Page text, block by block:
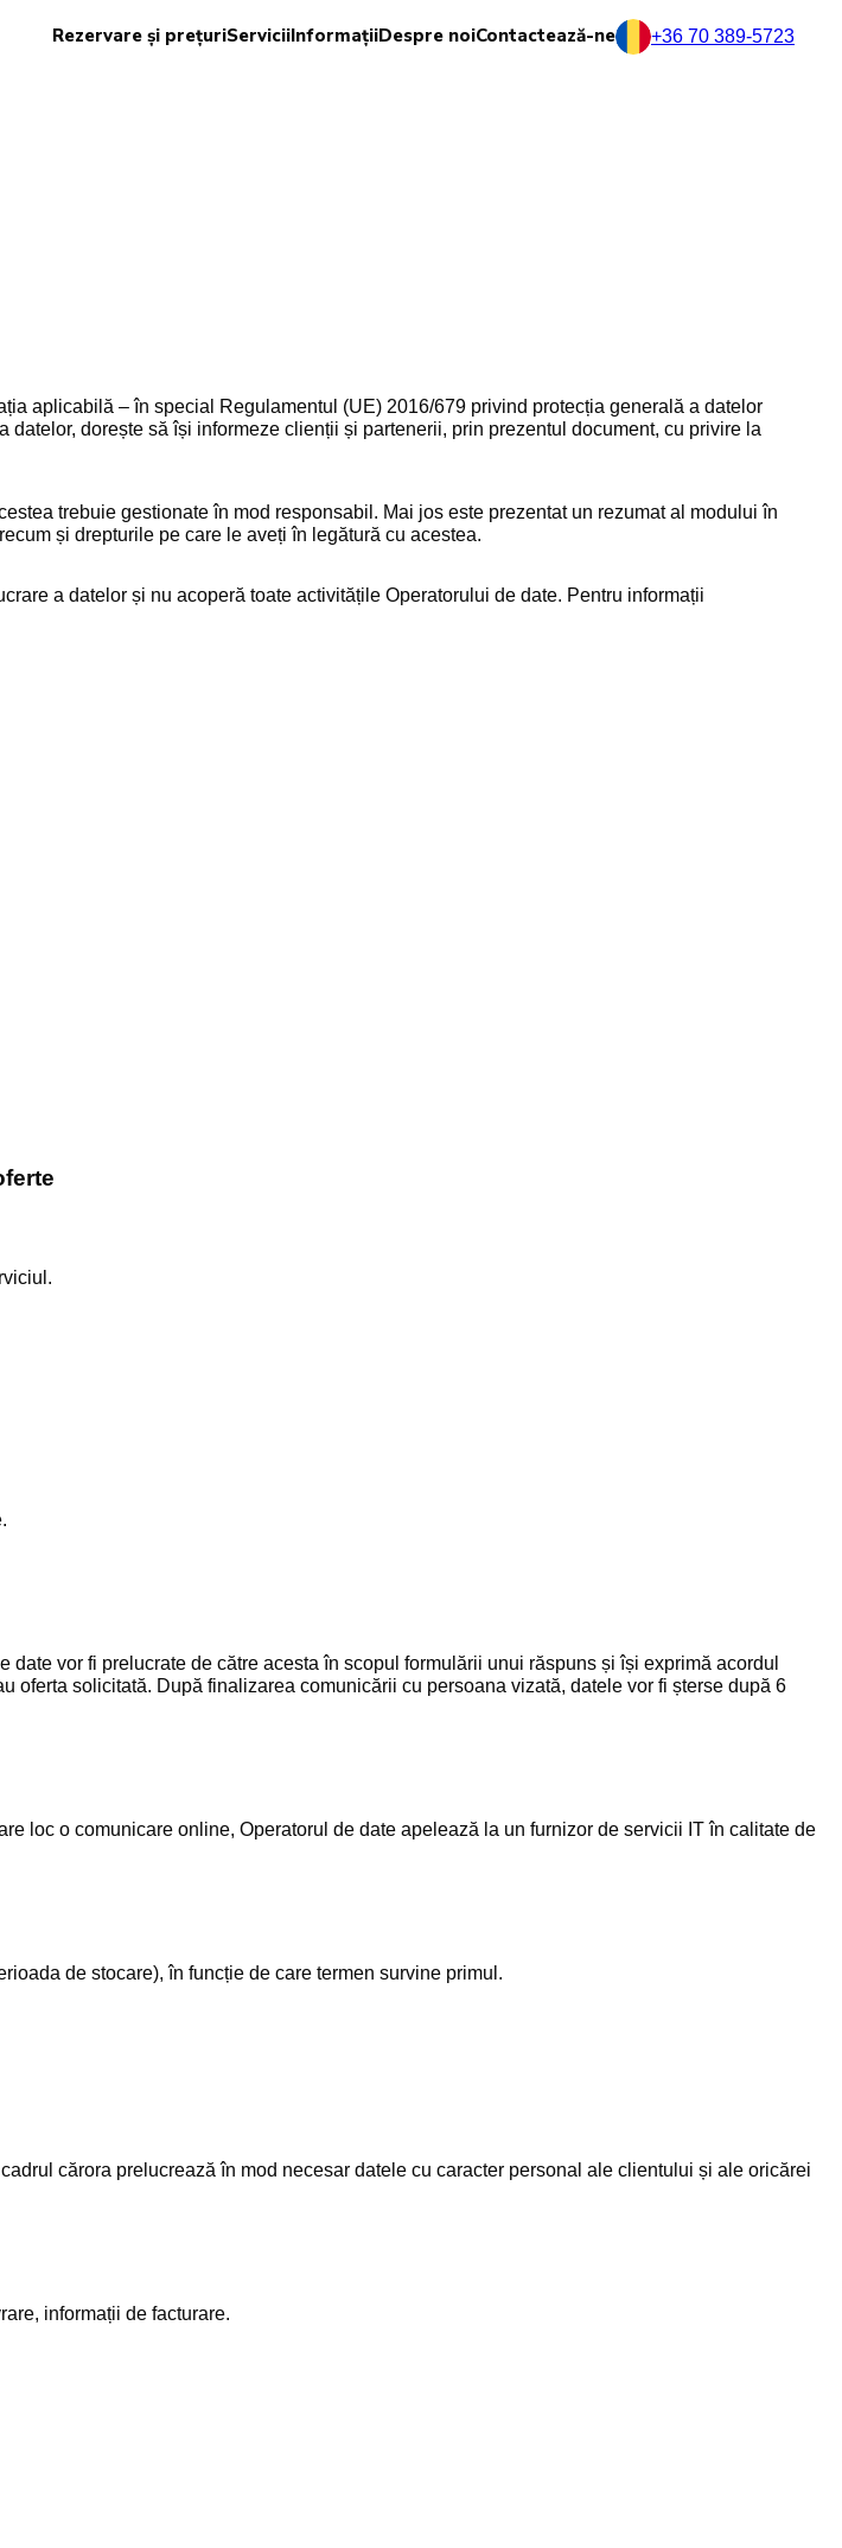
Rezervare și prețuriServiciiInformațiiDespre noiContactează-ne +36 70 389-5723
aplicabilă – în special Regulamentul (UE) 2016/679 privind protecția generală a datelor
dorește să își informeze clienții și partenerii, prin prezentul document, cu privire la
trebuie gestionate în mod responsabil. Mai jos este prezentat un rezumat al modului în
și drepturile pe care le aveți în legătură cu acestea.
a datelor și nu acoperă toate activitățile Operatorului de date. Pentru informații
vor fi prelucrate de către acesta în scopul formulării unui răspuns și își exprimă acordul
oferta solicitată. După finalizarea comunicării cu persoana vizată, datele vor fi șterse după 6
loc o comunicare online, Operatorul de date apelează la un furnizor de servicii IT în calitate de
de stocare), în funcție de care termen survine primul.
cărora prelucrează în mod necesar datele cu caracter personal ale clientului și ale oricărei
informații de facturare.